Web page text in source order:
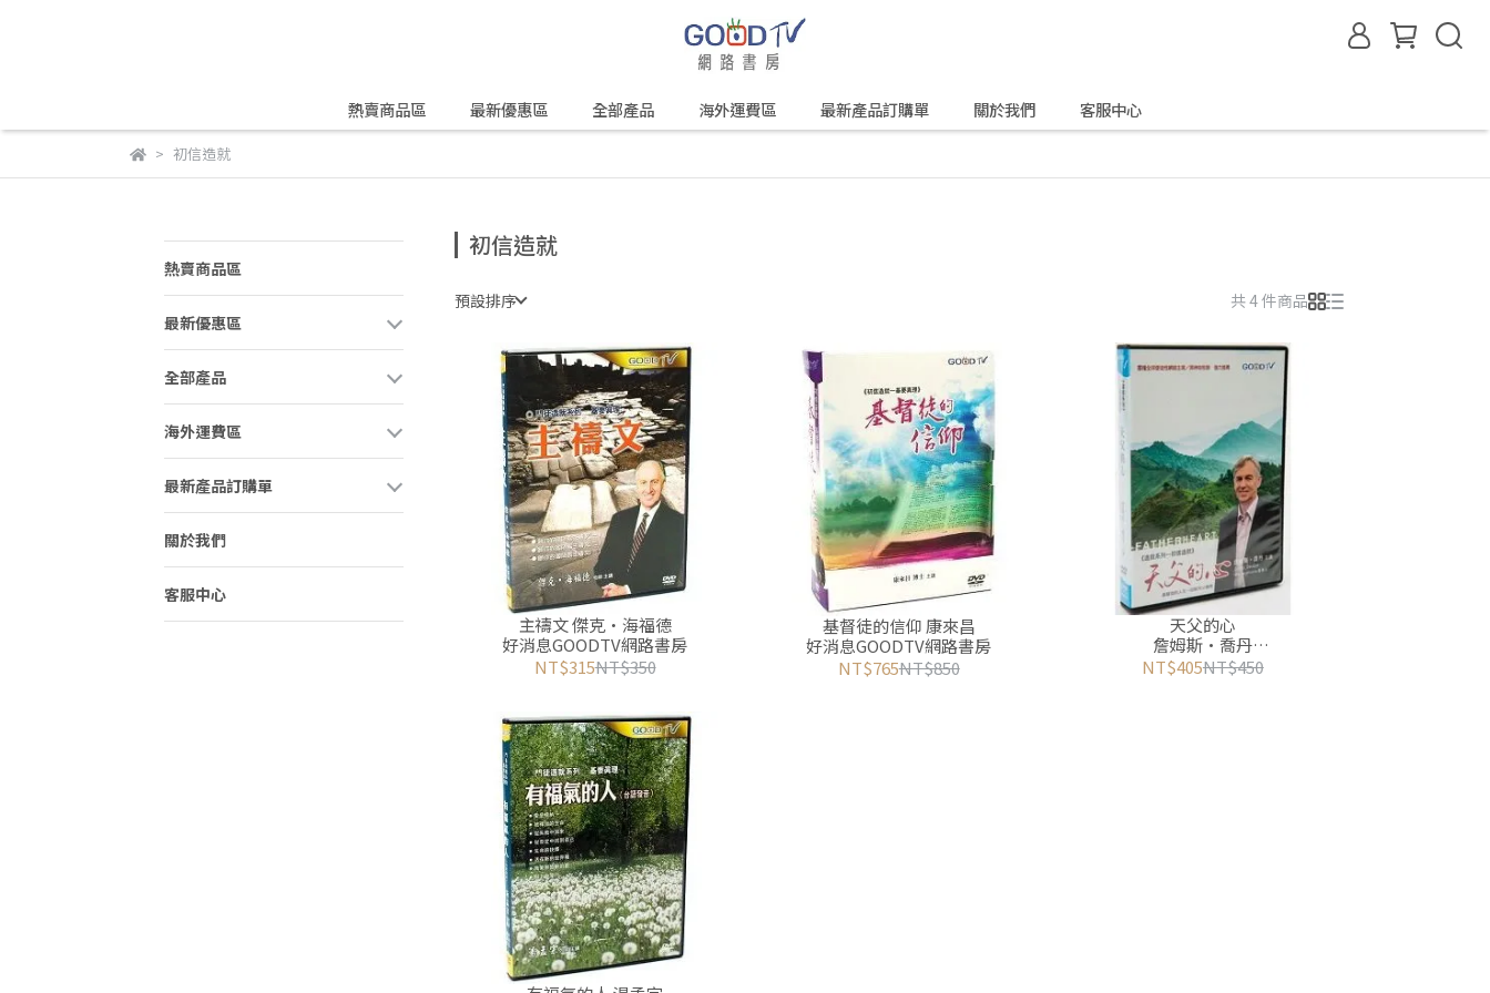
熱賣商品區 最新優惠區 全部產品 海外運費區 最新產品訂購單 關於我們 客服中心
初信造就
熱賣商品區
最新優惠區
全部產品
海外運費區
最新產品訂購單
關於我們
客服中心
初信造就
預設排序 共 4 件商品
主禱文 傑克•海福德
好消息GOODTV網路書房
NT$315NT$350
基督徒的信仰 康來昌
好消息GOODTV網路書房
NT$765NT$850
天父的心
詹姆斯•喬丹
好消息GOODTV網路書房
NT$405NT$450